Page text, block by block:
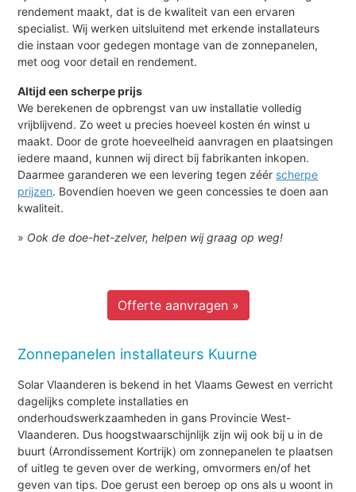
rendement maakt, dat is de kwaliteit van een ervaren
specialist. Wij werken uitsluitend met erkende installateurs
die instaan voor gedegen montage van de zonnepanelen,
met oog voor detail en rendement.
Altijd een scherpe prijs
We berekenen de opbrengst van uw installatie volledig
vrijblijvend. Zo weet u precies hoeveel kosten én winst u
maakt. Door de grote hoeveelheid aanvragen en plaatsingen
iedere maand, kunnen wij direct bij fabrikanten inkopen.
Daarmee garanderen we een levering tegen zéér scherpe
prijzen. Bovendien hoeven we geen concessies te doen aan
kwaliteit.
» Ook de doe-het-zelver, helpen wij graag op weg!
Offerte aanvragen »
Zonnepanelen installateurs Kuurne
Solar Vlaanderen is bekend in het Vlaams Gewest en verricht
dagelijks complete installaties en
onderhoudswerkzaamheden in gans Provincie West-
Vlaanderen. Dus hoogstwaarschijnlijk zijn wij ook bij u in de
buurt (Arrondissement Kortrijk) om zonnepanelen te plaatsen
of uitleg te geven over de werking, omvormers en/of het
geven van tips. Doe gerust een beroep op ons als u woont in